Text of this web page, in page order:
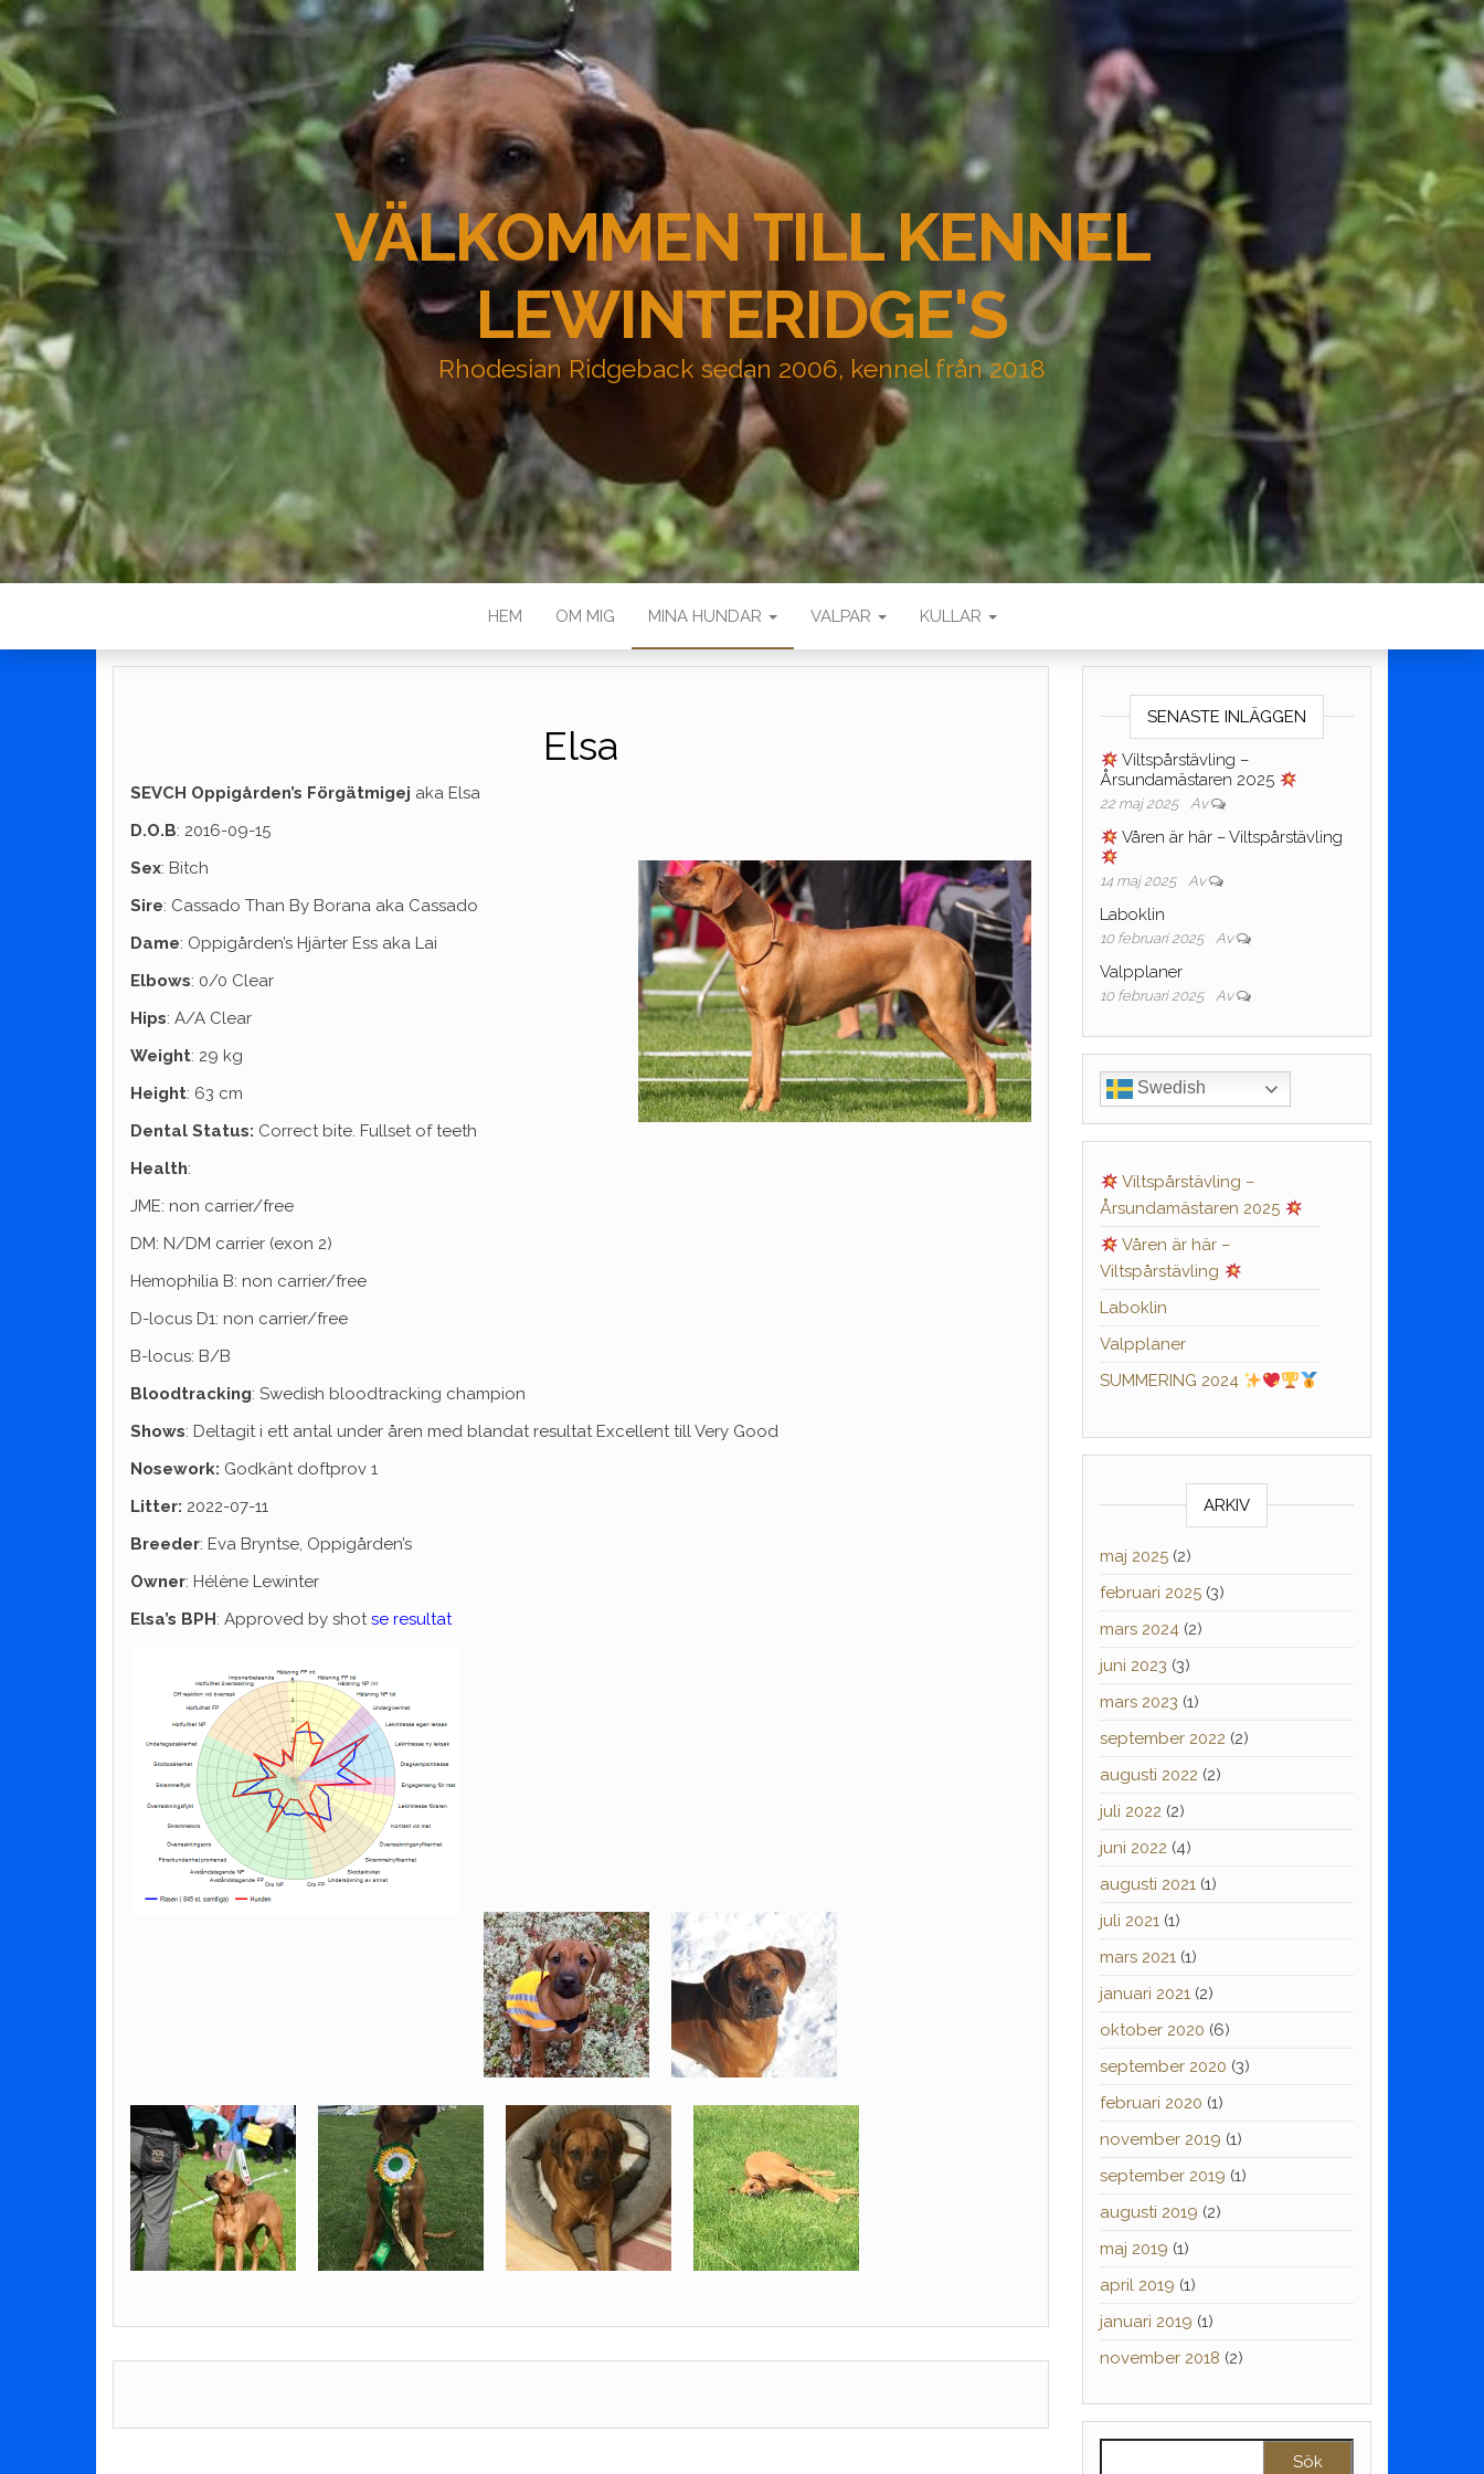
VÄLKOMMEN TILL KENNEL
LEWINTERIDGE'S
Rhodesian Ridgeback sedan 2006, kennel från 2018
HEM OM MIG MINA HUNDAR VALPAR KULLAR
Elsa
SEVCH Oppigården’s Förgätmigej aka Elsa
D.O.B: 2016-09-15
Sex: Bitch
Sire: Cassado Than By Borana aka Cassado
Dame: Oppigården’s Hjärter Ess aka Lai
Elbows: 0/0 Clear
Hips: A/A Clear
Weight: 29 kg
Height: 63 cm
Dental Status: Correct bite. Fullset of teeth
Health:
JME: non carrier/free
DM: N/DM carrier (exon 2)
Hemophilia B: non carrier/free
D-locus D1: non carrier/free
B-locus: B/B
Bloodtracking: Swedish bloodtracking champion
Shows: Deltagit i ett antal under åren med blandat resultat Excellent till Very Good
Nosework: Godkänt doftprov 1
Litter: 2022-07-11
Breeder: Eva Bryntse, Oppigården’s
Owner: Hélène Lewinter
Elsa’s BPH: Approved by shotse resultat
SENASTE INLÄGGEN
Viltspårstävling –
Årsundamästaren 2025
22 maj 2025 Av
Våren är här – Viltspårstävling
14 maj 2025 Av
Laboklin
10 februari 2025 Av
Valpplaner
10 februari 2025 Av
Swedish
Viltspårstävling –
Årsundamästaren 2025
Våren är här –
Viltspårstävling
Laboklin
Valpplaner
SUMMERING 2024
ARKIV
maj 2025(2)
februari 2025(3)
mars 2024(2)
juni 2023 (3)
mars 2023 (1)
september 2022 (2)
augusti 2022 (2)
juli 2022 (2)
juni 2022 (4)
augusti 2021(1)
juli 2021(1)
mars 2021(1)
januari 2021(2)
oktober 2020 (6)
september 2020 (3)
februari 2020 (1)
november 2019 (1)
september 2019 (1)
augusti 2019 (2)
maj 2019 (1)
april 2019 (1)
januari 2019 (1)
november 2018 (2)